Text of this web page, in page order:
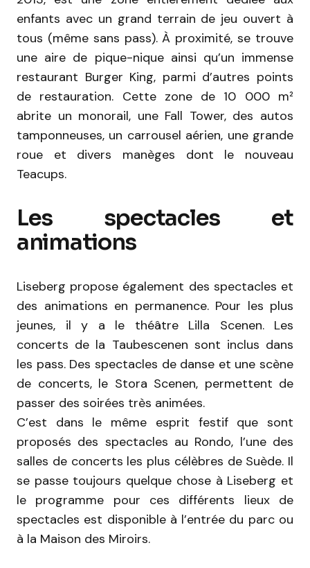
enfants avec un grand terrain de jeu ouvert à
tous (même sans pass). À proximité, se trouve
une aire de pique-nique ainsi qu’un immense
restaurant Burger King, parmi d’autres points
de restauration. Cette zone de 10 000 m²
abrite un monorail, une Fall Tower, des autos
tamponneuses, un carrousel aérien, une grande
roue et divers manèges dont le nouveau
Teacups.
Les spectacles et
animations
Liseberg propose également des spectacles et
des animations en permanence. Pour les plus
jeunes, il y a le théâtre Lilla Scenen. Les
concerts de la Taubescenen sont inclus dans
les pass. Des spectacles de danse et une scène
de concerts, le Stora Scenen, permettent de
passer des soirées très animées.
C’est dans le même esprit festif que sont
proposés des spectacles au Rondo, l’une des
salles de concerts les plus célèbres de Suède. Il
se passe toujours quelque chose à Liseberg et
le programme pour ces différents lieux de
spectacles est disponible à l’entrée du parc ou
à la Maison des Miroirs.